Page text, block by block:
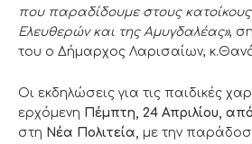
που παραδίδουμε στους
Ελευθερών και της Αμυγδαλέας»,
του ο Δήμαρχος Λαρισαίων,
Οι εκδηλώσεις για τις παιδικές
ερχόμενη Πέμπτη, 24 Απριλίου,
στη Νέα Πολιτεία, με την